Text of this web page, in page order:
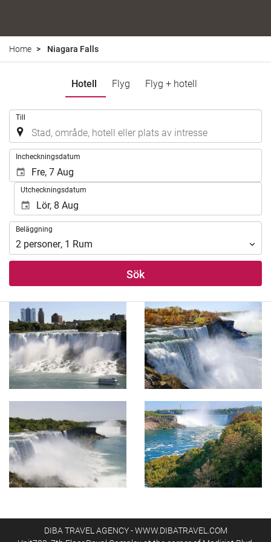
Home Niagara Falls
Hotell Flyg Flyg + hotell
Till
Incheckningsdatum
Utcheckningsdatum
Beläggning
Beläggning
2 personer, 1 Rum
Sök
DIBA TRAVEL AGENCY - WWW.DIBATRAVEL.COM